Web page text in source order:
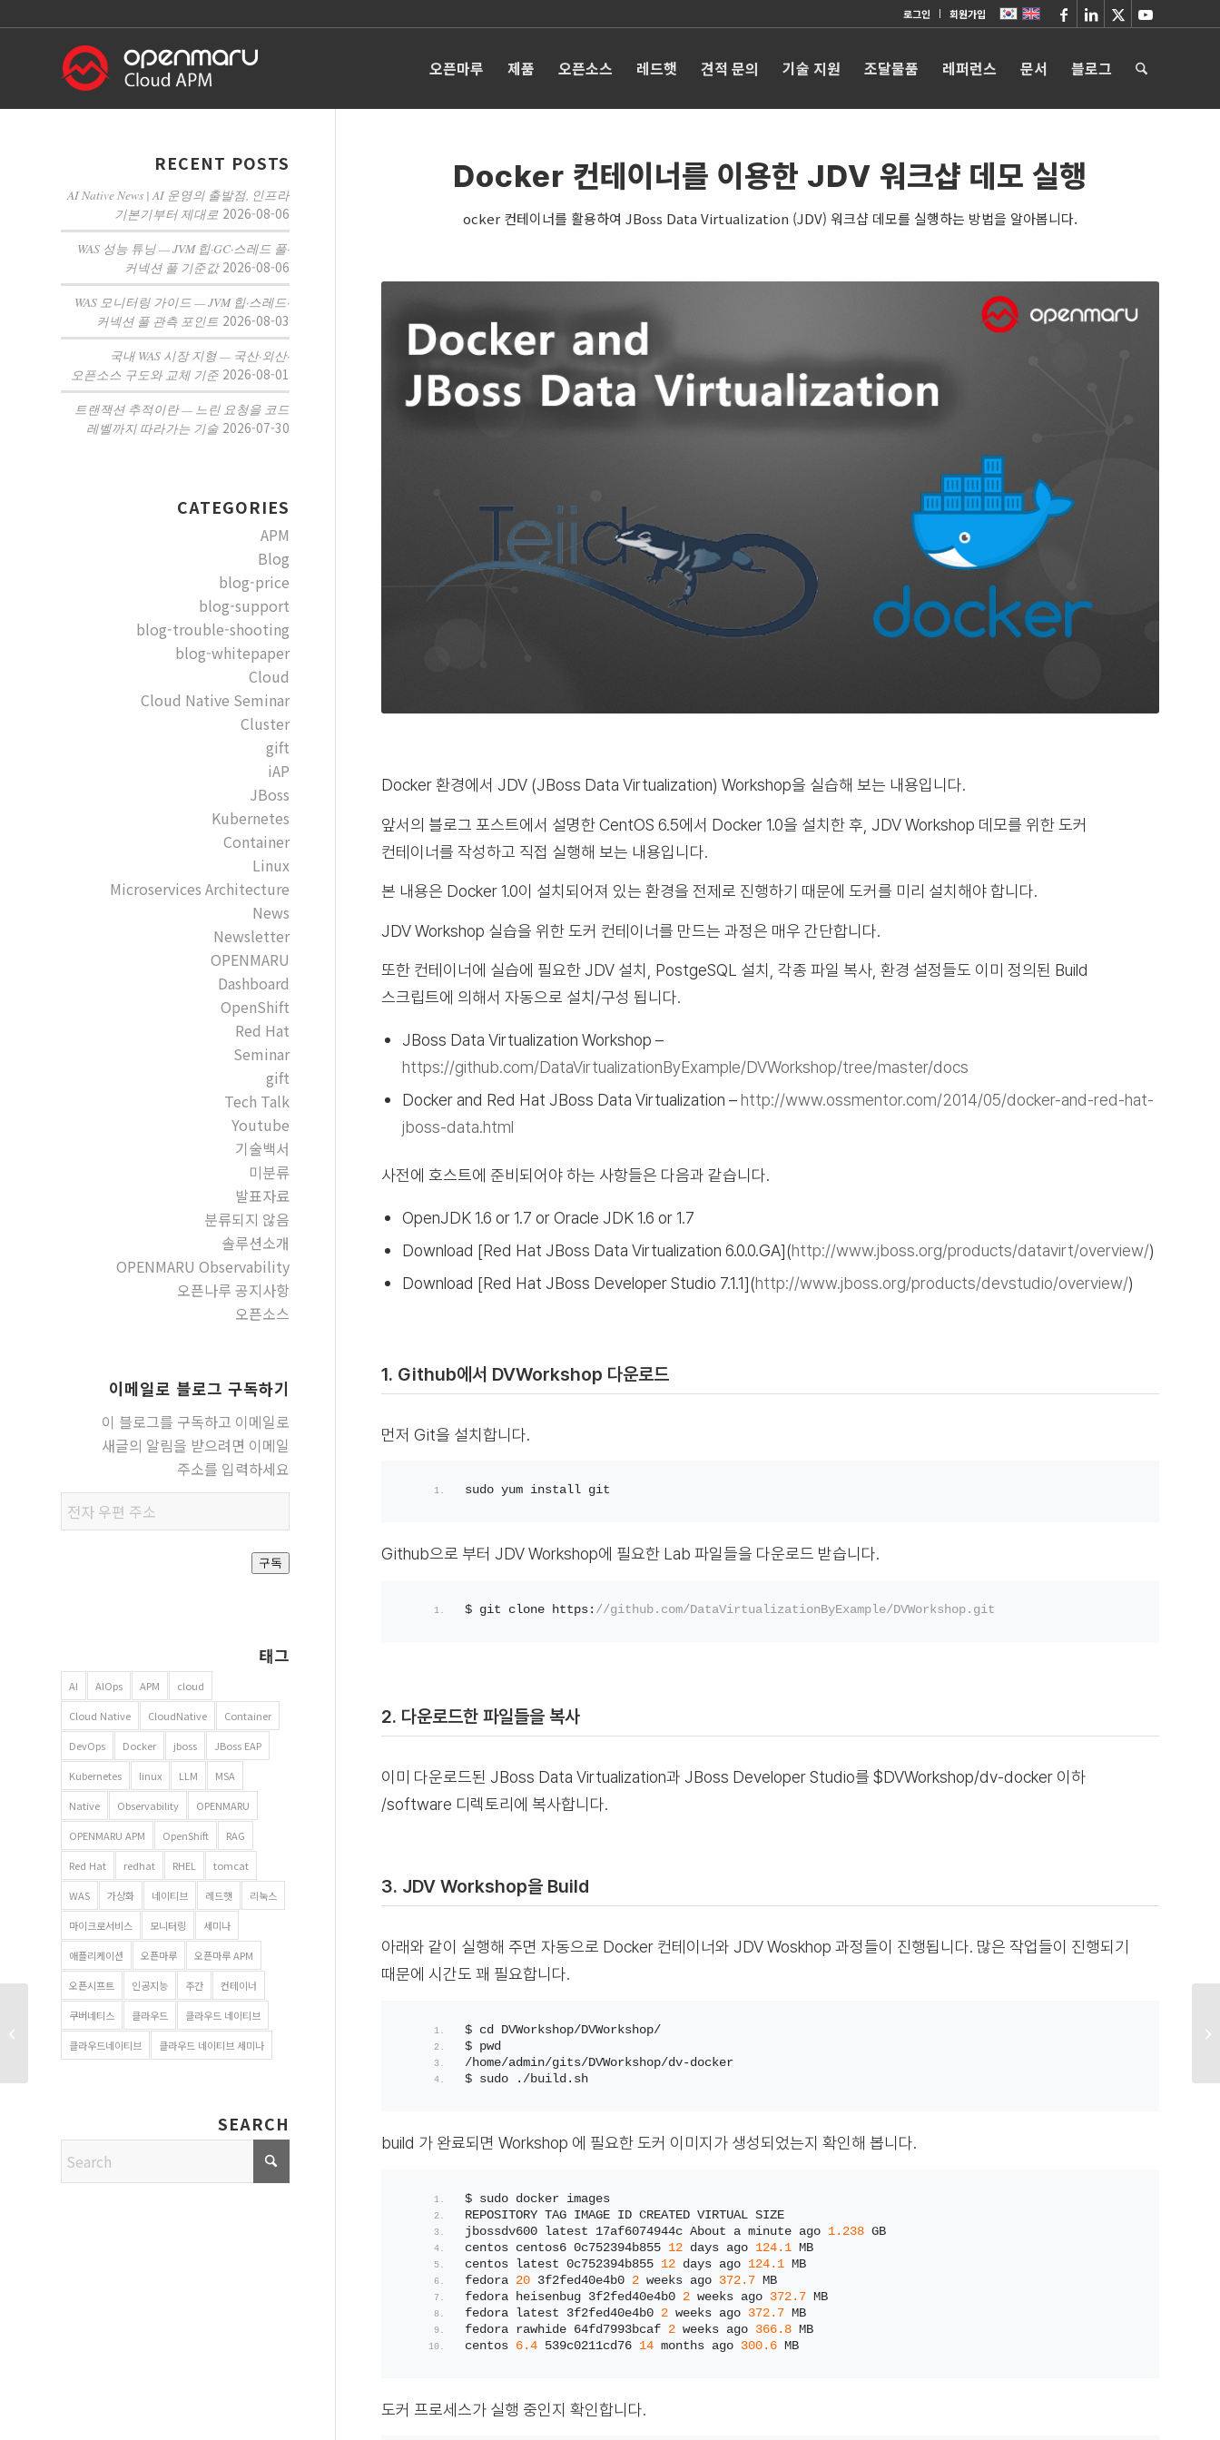
로그인 회원가입
오픈마루 제품 오픈소스 레드햇 견적 문의 기술 지원 조달물품 레퍼런스 문서 블로그
Docker 컨테이너를 이용한 JDV 워크샵 데모 실행
ocker 컨테이너를 활용하여 JBoss Data Virtualization (JDV) 워크샵 데모를 실행하는 방법을 알아봅니다.
Docker 환경에서 JDV (JBoss Data Virtualization) Workshop을 실습해 보는 내용입니다.
앞서의 블로그 포스트에서 설명한 CentOS 6.5에서 Docker 1.0을 설치한 후, JDV Workshop 데모를 위한 도커
컨테이너를 작성하고 직접 실행해 보는 내용입니다.
본 내용은 Docker 1.0이 설치되어져 있는 환경을 전제로 진행하기 때문에 도커를 미리 설치해야 합니다.
JDV Workshop 실습을 위한 도커 컨테이너를 만드는 과정은 매우 간단합니다.
또한 컨테이너에 실습에 필요한 JDV 설치, PostgeSQL 설치, 각종 파일 복사, 환경 설정들도 이미 정의된 Build
스크립트에 의해서 자동으로 설치/구성 됩니다.
JBoss Data Virtualization Workshop –
https://github.com/DataVirtualizationByExample/DVWorkshop/tree/master/docs
Docker and Red Hat JBoss Data Virtualization –http://www.ossmentor.com/2014/05/docker-and-red-hat-
jboss-data.html
사전에 호스트에 준비되어야 하는 사항들은 다음과 같습니다.
OpenJDK 1.6 or 1.7 or Oracle JDK 1.6 or 1.7
Download [Red Hat JBoss Data Virtualization 6.0.0.GA](http://www.jboss.org/products/datavirt/overview/)
Download [Red Hat JBoss Developer Studio 7.1.1](http://www.jboss.org/products/devstudio/overview/)
1. Github에서 DVWorkshop 다운로드
먼저 Git을 설치합니다.
sudo yum install git
Github으로 부터 JDV Workshop에 필요한 Lab 파일들을 다운로드 받습니다.
$ git clone https: //github.com/DataVirtualizationByExample/DVWorkshop.git
2. 다운로드한 파일들을 복사
이미 다운로드된 JBoss Data Virtualization과 JBoss Developer Studio를 $DVWorkshop/dv-docker 이하
/software 디렉토리에 복사합니다.
3. JDV Workshop을 Build
아래와 같이 실행해 주면 자동으로 Docker 컨테이너와 JDV Woskhop 과정들이 진행됩니다. 많은 작업들이 진행되기
때문에 시간도 꽤 필요합니다.
$ cd DVWorkshop/DVWorkshop/
$ pwd
/home/admin/gits/DVWorkshop/dv-docker
$ sudo ./build.sh
build 가 완료되면 Workshop 에 필요한 도커 이미지가 생성되었는지 확인해 봅니다.
$ sudo docker images
REPOSITORY TAG IMAGE ID CREATED VIRTUAL SIZE
jbossdv600 latest 17af6074944c About a minute ago 1.238 GB
centos centos6 0c752394b855 12 days ago 124.1 MB
centos latest 0c752394b855 12 days ago 124.1 MB
fedora 20 3f2fed40e4b0 2 weeks ago 372.7 MB
fedora heisenbug 3f2fed40e4b0 2 weeks ago 372.7 MB
fedora latest 3f2fed40e4b0 2 weeks ago 372.7 MB
fedora rawhide 64fd7993bcaf 2 weeks ago 366.8 MB
centos 6.4 539c0211cd76 14 months ago 300.6 MB
도커 프로세스가 실행 중인지 확인합니다.
RECENT POSTS
AI Native News | AI 운영의 출발점, 인프라
기본기부터 제대로 2026-08-06
WAS 성능 튜닝 — JVM 힙·GC·스레드 풀·
커넥션 풀 기준값 2026-08-06
WAS 모니터링 가이드 — JVM 힙·스레드·
커넥션 풀 관측 포인트 2026-08-03
국내 WAS 시장 지형 — 국산·외산·
오픈소스 구도와 교체 기준 2026-08-01
트랜잭션 추적이란 — 느린 요청을 코드
레벨까지 따라가는 기술 2026-07-30
CATEGORIES
APM
Blog
blog-price
blog-support
blog-trouble-shooting
blog-whitepaper
Cloud
Cloud Native Seminar
Cluster
gift
iAP
JBoss
Kubernetes
Container
Linux
Microservices Architecture
News
Newsletter
OPENMARU
Dashboard
OpenShift
Red Hat
Seminar
gift
Tech Talk
Youtube
기술백서
미분류
발표자료
분류되지 않음
솔루션소개
OPENMARU Observability
오픈나루 공지사항
오픈소스
이메일로 블로그 구독하기
이 블로그를 구독하고 이메일로
새글의 알림을 받으려면 이메일
주소를 입력하세요
우편
주소
구독
태그
AI AIOps APM cloud
Cloud Native CloudNative Container
DevOps Docker jboss JBoss EAP
Kubernetes linux LLM MSA
Native Observability OPENMARU
OPENMARU APM OpenShift RAG
Red Hat redhat RHEL tomcat
WAS 가상화 네이티브 레드햇 리눅스
마이크로서비스 모니터링 세미나
애플리케이션 오픈마루 오픈마루 APM
오픈시프트 인공지능 주간 컨테이너
쿠버네티스 클라우드 클라우드 네이티브
클라우드네이티브 클라우드 네이티브 세미나
SEARCH
Docker – 구글, 레드햇,
오픈스택등에서 채택